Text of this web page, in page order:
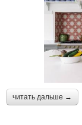
читать дальше →